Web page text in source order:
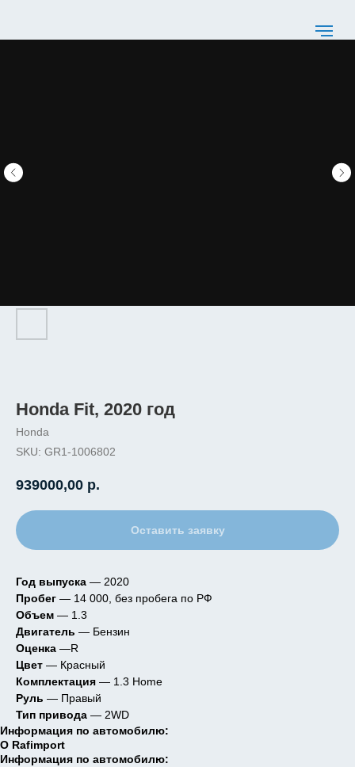
Honda Fit, 2020 год
Honda
SKU: GR1-1006802
939000,00 р.
Оставить заявку
Год выпуска — 2020
Пробег — 14 000, без пробега по РФ
Объем — 1.3
Двигатель — Бензин
Оценка —R
Цвет — Красный
Комплектация — 1.3 Home
Руль — Правый
Тип привода — 2WD
Информация по автомобилю:
О Rafimport
Информация по автомобилю: